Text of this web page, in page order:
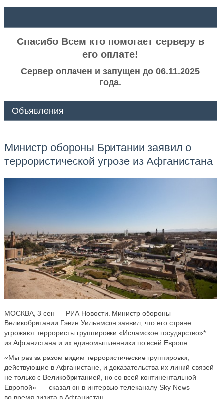
Спасибо Всем кто помогает серверу в
его оплате!
Сервер оплачен и запущен до 06.11.2025
года.
Объявления
Министр обороны Британии заявил о
террористической угрозе из Афганистана
МОСКВА, 3 сен — РИА Новости. Министр обороны
Великобритании Гэвин Уильямсон заявил, что его стране
угрожают террористы группировки «Исламское государство»*
из Афганистана и их единомышленники по всей Европе.
«Мы раз за разом видим террористические группировки,
действующие в Афганистане, и доказательства их линий связей
не только с Великобританией, но со всей континентальной
Европой», — сказал он в интервью телеканалу Sky News
во время визита в Афганистан.